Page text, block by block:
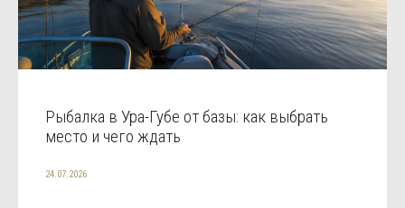
Рыбалка в Ура-Губе от базы: как выбрать
место и чего ждать
24.07.2026